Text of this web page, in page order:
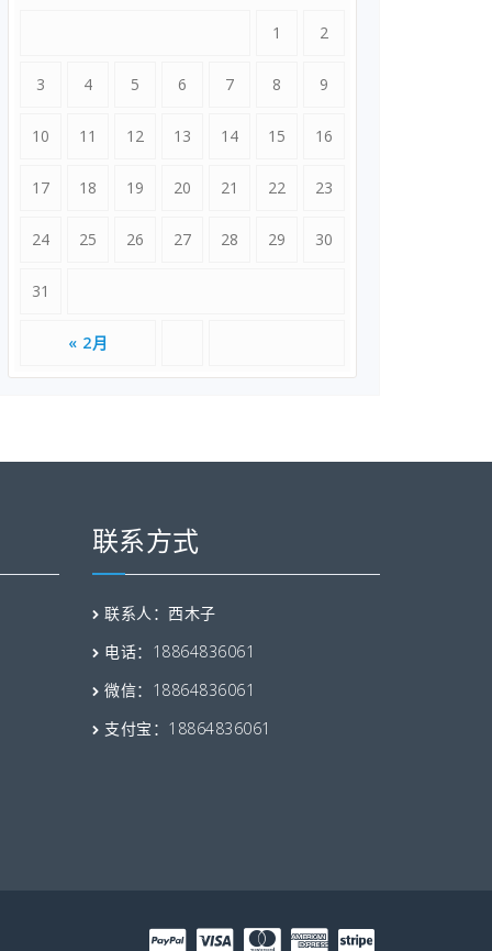
« 2月
1 2
3 4 5 6 7 8 9
10 11 12 13 14 15 16
17 18 19 20 21 22 23
24 25 26 27 28 29 30
31
联系方式
联系人：西木子
电话：18864836061
微信：18864836061
支付宝：18864836061